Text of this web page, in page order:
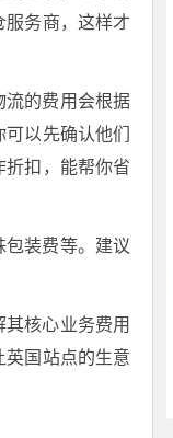
务商，这样才
流的费用会根据
以先确认他们
扣，能帮你省
装费等。建议
核心业务费用
国站点的生意